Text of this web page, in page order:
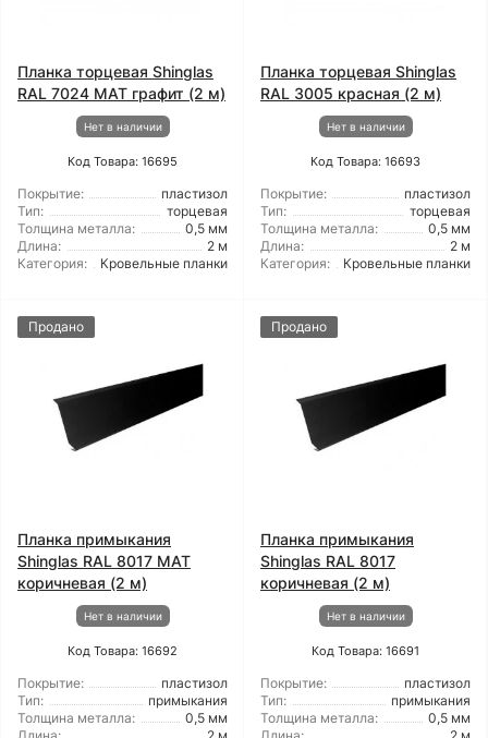
Планка торцевая Shinglas
RAL 7024 МАТ графит (2 м)
Нет в наличии
Код Товара: 16695
Покрытие:
пластизол
Тип:
торцевая
Толщина металла:
0,5 мм
Длина:
2 м
Категория:
Кровельные планки
Планка торцевая Shinglas
RAL 3005 красная (2 м)
Нет в наличии
Код Товара: 16693
Покрытие:
пластизол
Тип:
торцевая
Толщина металла:
0,5 мм
Длина:
2 м
Категория:
Кровельные планки
Продано
Планка примыкания
Shinglas RAL 8017 МАТ
коричневая (2 м)
Нет в наличии
Код Товара: 16692
Покрытие:
пластизол
Тип:
примыкания
Толщина металла:
0,5 мм
Продано
Планка примыкания
Shinglas RAL 8017
коричневая (2 м)
Нет в наличии
Код Товара: 16691
Покрытие:
пластизол
Тип:
примыкания
Толщина металла:
0,5 мм